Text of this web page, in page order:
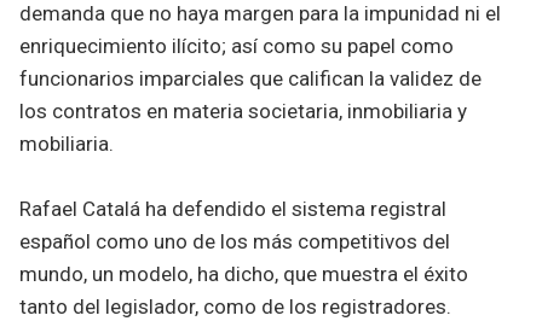
demanda que no haya margen para la impunidad ni el
enriquecimiento ilícito; así como su papel como
funcionarios imparciales que califican la validez de
los contratos en materia societaria, inmobiliaria y
mobiliaria.
Rafael Catalá ha defendido el sistema registral
español como uno de los más competitivos del
mundo, un modelo, ha dicho, que muestra el éxito
tanto del legislador, como de los registradores.